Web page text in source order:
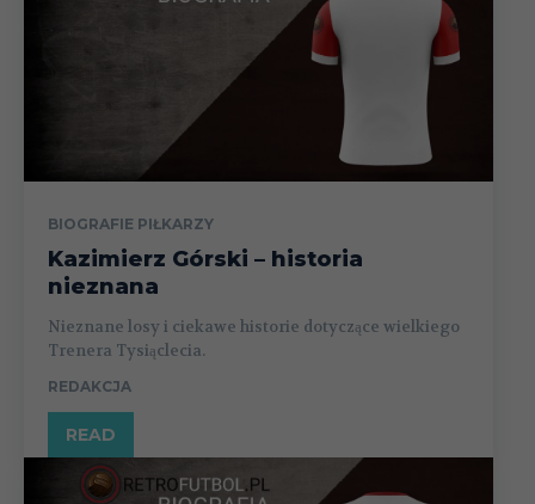
BIOGRAFIE PIŁKARZY
Kazimierz Górski – historia
nieznana
Nieznane losy i ciekawe historie dotyczące wielkiego
Trenera Tysiąclecia.
REDAKCJA
READ